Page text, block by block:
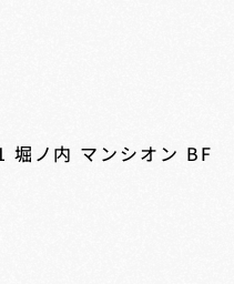
堀ノ内 マンシオン BF